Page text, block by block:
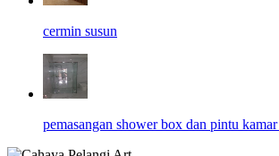
cermin susun
pemasangan shower box dan pintu